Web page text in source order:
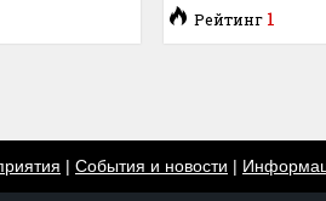
Рейтинг 1
| События и новости |